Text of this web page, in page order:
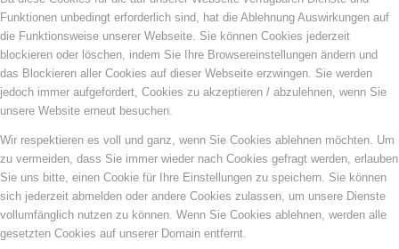
Funktionen unbedingt erforderlich sind, hat die Ablehnung Auswirkungen auf
die Funktionsweise unserer Webseite. Sie können Cookies jederzeit
blockieren oder löschen, indem Sie Ihre Browsereinstellungen ändern und
das Blockieren aller Cookies auf dieser Webseite erzwingen. Sie werden
jedoch immer aufgefordert, Cookies zu akzeptieren / abzulehnen, wenn Sie
unsere Website erneut besuchen.
Wir respektieren es voll und ganz, wenn Sie Cookies ablehnen möchten. Um
zu vermeiden, dass Sie immer wieder nach Cookies gefragt werden, erlauben
Sie uns bitte, einen Cookie für Ihre Einstellungen zu speichern. Sie können
sich jederzeit abmelden oder andere Cookies zulassen, um unsere Dienste
vollumfänglich nutzen zu können. Wenn Sie Cookies ablehnen, werden alle
gesetzten Cookies auf unserer Domain entfernt.